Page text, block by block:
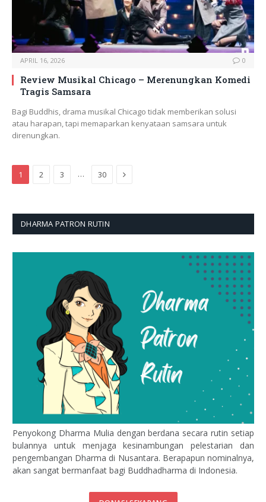
APRIL 16, 2026 0
Review Musikal Chicago – Merenungkan Komedi
Tragis Samsara
Bagi Buddhis, drama musikal Chicago tidak memberikan solusi
atau harapan, tapi memaparkan kenyataan samsara untuk
direnungkan.
1 2 3 … 30 Next
DHARMA PATRON RUTIN
Penyokong Dharma Mulia dengan berdana secara rutin setiap
bulannya untuk menjaga kesinambungan pelestarian dan
pengembangan Dharma di Nusantara. Berapapun nominalnya,
akan sangat bermanfaat bagi Buddhadharma di Indonesia.